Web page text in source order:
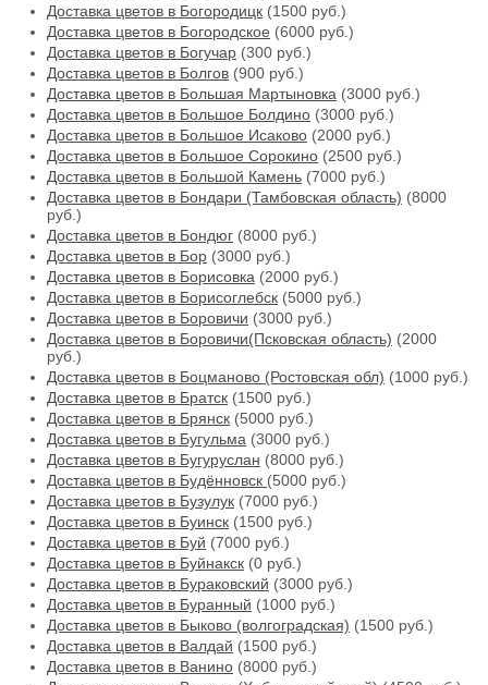
Доставка цветов в Богородицк (1500 руб.)
Доставка цветов в Богородское (6000 руб.)
Доставка цветов в Богучар (300 руб.)
Доставка цветов в Болгов (900 руб.)
Доставка цветов в Большая Мартыновка (3000 руб.)
Доставка цветов в Большое Болдино (3000 руб.)
Доставка цветов в Большое Исаково (2000 руб.)
Доставка цветов в Большое Сорокино (2500 руб.)
Доставка цветов в Большой Камень (7000 руб.)
Доставка цветов в Бондари (Тамбовская область) (8000
руб.)
Доставка цветов в Бондюг (8000 руб.)
Доставка цветов в Бор (3000 руб.)
Доставка цветов в Борисовка (2000 руб.)
Доставка цветов в Борисоглебск (5000 руб.)
Доставка цветов в Боровичи (3000 руб.)
Доставка цветов в Боровичи(Псковская область) (2000
руб.)
Доставка цветов в Боцманово (Ростовская обл) (1000 руб.)
Доставка цветов в Братск (1500 руб.)
Доставка цветов в Брянск (5000 руб.)
Доставка цветов в Бугульма (3000 руб.)
Доставка цветов в Бугуруслан (8000 руб.)
Доставка цветов в Будённовск (5000 руб.)
Доставка цветов в Бузулук (7000 руб.)
Доставка цветов в Буинск (1500 руб.)
Доставка цветов в Буй (7000 руб.)
Доставка цветов в Буйнакск (0 руб.)
Доставка цветов в Бураковский (3000 руб.)
Доставка цветов в Буранный (1000 руб.)
Доставка цветов в Быково (волгоградская) (1500 руб.)
Доставка цветов в Валдай (1500 руб.)
Доставка цветов в Ванино (8000 руб.)